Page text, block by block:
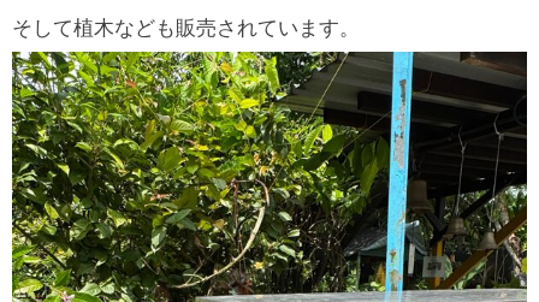
そして植木なども販売されています。